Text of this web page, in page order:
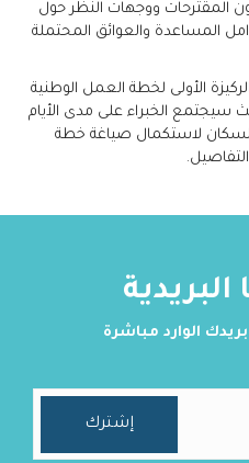
المقترحات ووجهات النظر حول
المساعدة والعوائق المحتملة
الأولى لخطة العمل الوطنية
سيجتمع الخبراء على مدى الأيام
للسكان لاستكمال صياغة خطة
الوارد مباشرة